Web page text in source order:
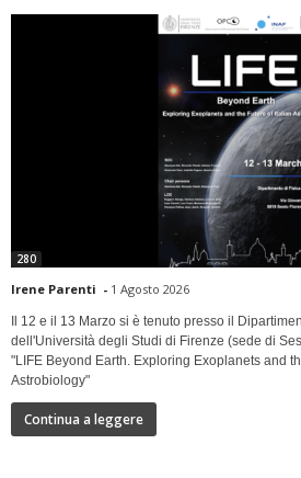
280
Irene Parenti - 1 Agosto 2026
Il 12 e il 13 Marzo si è tenuto presso il
dell'Università degli Studi di Firenze (sede di
"LIFE Beyond Earth. Exploring Exoplanets and
Astrobiology"
Continua a leggere